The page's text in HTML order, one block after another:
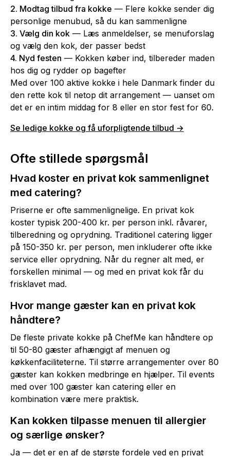
2. Modtag tilbud fra kokke — Flere kokke sender dig
personlige menubud, så du kan sammenligne
3. Vælg din kok — Læs anmeldelser, se menuforslag
og vælg den kok, der passer bedst
4. Nyd festen — Kokken køber ind, tilbereder maden
hos dig og rydder op bagefter
Med over 100 aktive kokke i hele Danmark finder du
den rette kok til netop dit arrangement — uanset om
det er en intim middag for 8 eller en stor fest for 60.
Se ledige kokke og få uforpligtende tilbud →
Ofte stillede spørgsmål
Hvad koster en privat kok sammenlignet
med catering?
Priserne er ofte sammenlignelige. En privat kok
koster typisk 200-400 kr. per person inkl. råvarer,
tilberedning og oprydning. Traditionel catering ligger
på 150-350 kr. per person, men inkluderer ofte ikke
service eller oprydning. Når du regner alt med, er
forskellen minimal — og med en privat kok får du
frisklavet mad.
Hvor mange gæster kan en privat kok
håndtere?
De fleste private kokke på ChefMe kan håndtere op
til 50-80 gæster afhængigt af menuen og
køkkenfaciliteterne. Til større arrangementer over 80
gæster kan kokken medbringe en hjælper. Til events
med over 100 gæster kan catering eller en
kombination være mere praktisk.
Kan kokken tilpasse menuen til allergier
og særlige ønsker?
Ja — det er en af de største fordele ved en privat